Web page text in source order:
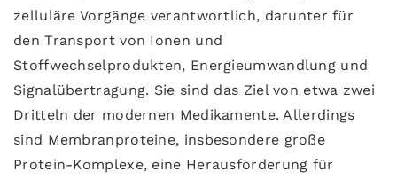
zelluläre Vorgänge verantwortlich, darunter für
den Transport von Ionen und
Stoffwechselprodukten, Energieumwandlung und
Signalübertragung. Sie sind das Ziel von etwa zwei
Dritteln der modernen Medikamente. Allerdings
sind Membranproteine, insbesondere große
Protein-Komplexe, eine Herausforderung für